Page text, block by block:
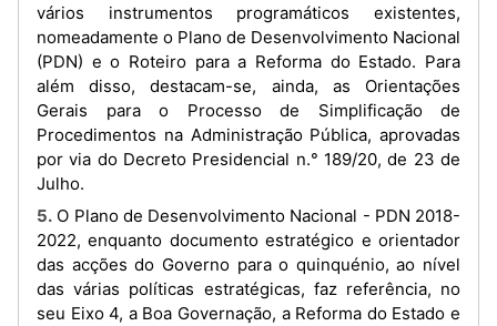
vários instrumentos programáticos existentes,
nomeadamente o Plano de Desenvolvimento Nacional
(PDN) e o Roteiro para a Reforma do Estado. Para
além disso, destacam-se, ainda, as Orientações
Gerais para o Processo de Simplificação de
Procedimentos na Administração Pública, aprovadas
por via do Decreto Presidencial n.° 189/20, de 23 de
Julho.
5. O Plano de Desenvolvimento Nacional - PDN 2018-
2022, enquanto documento estratégico e orientador
das acções do Governo para o quinquénio, ao nível
das várias políticas estratégicas, faz referência, no
seu Eixo 4, a Boa Governação, a Reforma do Estado e